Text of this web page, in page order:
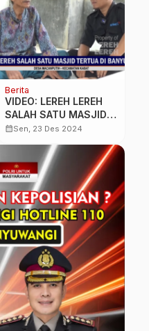
Berita
VIDEO: LEREH LEREH
SALAH SATU MASJID
TERTUA DI
calendar_monthSen, 23 Des 2024